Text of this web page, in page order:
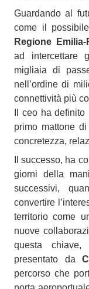
Guardando al
come il
Regione Emilia-
ad intercettare
migliaia di
nell’ordine di
connettività più
Il ceo ha
primo mattone
concretezza,
Il successo, ha
giorni della
successivi,
convertire
territorio come
nuove
questa chiave,
presentato da
percorso che